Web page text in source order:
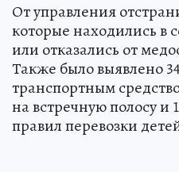
От управления
которые находились в
или отказались от
Также было выявлено
транспортным
на встречную полосу и
правил перевозки